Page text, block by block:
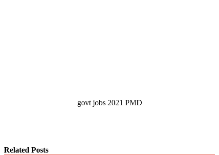
govt jobs 2021 PMD
Related Posts